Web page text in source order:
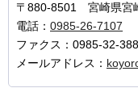
〒880-8501 宮崎県宮
電話： 0985-26-7107
ファクス：0985-32-
メールアドレス：